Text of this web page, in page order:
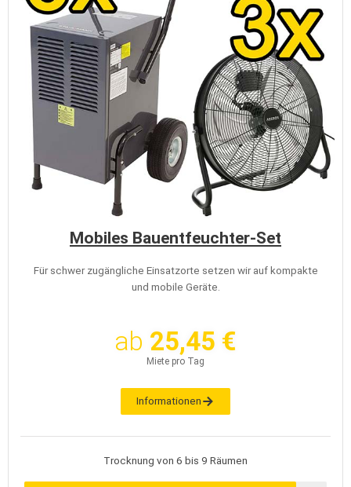
Mobiles Bauentfeuchter-Set
Für schwer zugängliche Einsatzorte setzen wir auf kompakte
und mobile Geräte.
ab 25,45 €
Miete pro Tag
Informationen
Trocknung von 6 bis 9 Räumen